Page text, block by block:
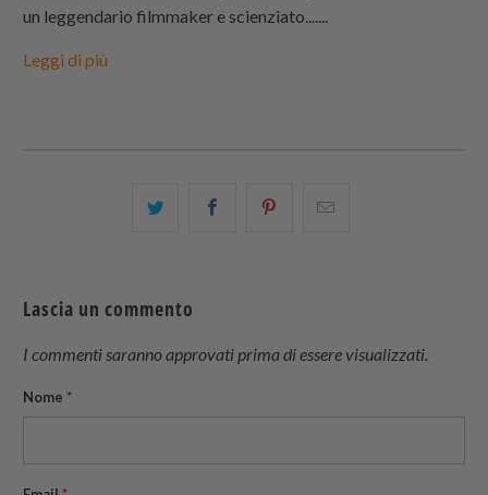
un leggendario filmmaker e scienziato.......
Leggi di più
Condividi Share
Condividi
Lascia un commento
I commenti saranno approvati prima di essere visualizzati.
Nome *